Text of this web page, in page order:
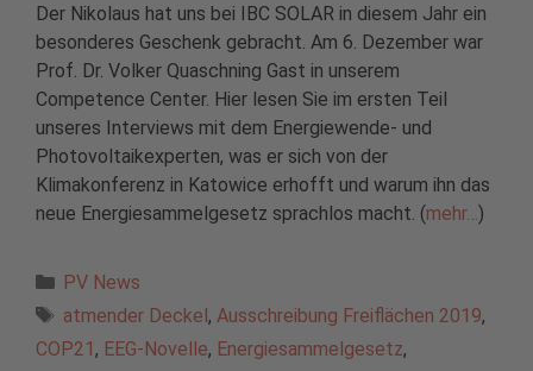
Der Nikolaus hat uns bei IBC SOLAR in diesem Jahr ein
besonderes Geschenk gebracht. Am 6. Dezember war
Prof. Dr. Volker Quaschning Gast in unserem
Competence Center. Hier lesen Sie im ersten Teil
unseres Interviews mit dem Energiewende- und
Photovoltaikexperten, was er sich von der
Klimakonferenz in Katowice erhofft und warum ihn das
neue Energiesammelgesetz sprachlos macht. (mehr… )
Kategorien
PV News
Schlagwörter
atmender Deckel, Ausschreibung Freiflächen 2019,
COP21, EEG-Novelle, Energiesammelgesetz,